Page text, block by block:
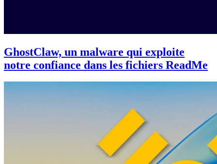
GhostClaw, un malware qui exploite
notre confiance dans les fichiers ReadMe